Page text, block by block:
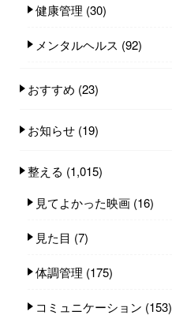
健康管理 (30)
メンタルヘルス (92)
おすすめ (23)
お知らせ (19)
整える (1,015)
見てよかった映画 (16)
見た目 (7)
体調管理 (175)
コミュニケーション (153)